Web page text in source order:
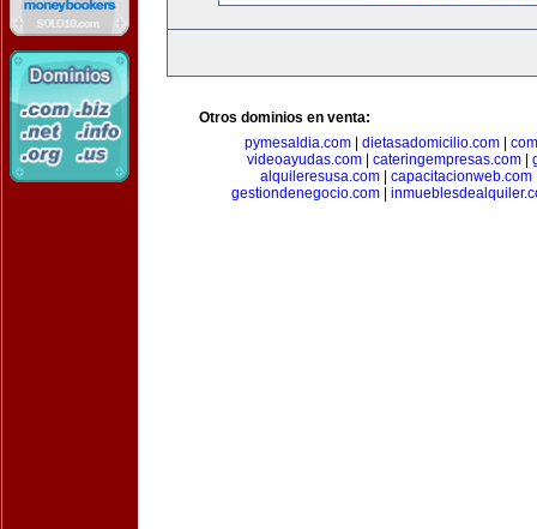
Otros dominios en venta:
pymesaldia.com| dietasadomicilio.com|
videoayudas.com| cateringempresas.com|
alquileresusa.com
capacitacionweb.com
gestiondenegocio.com|